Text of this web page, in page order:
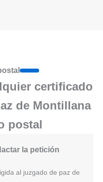
certificado
de Montillana
postal
la petición
al juzgado de paz de